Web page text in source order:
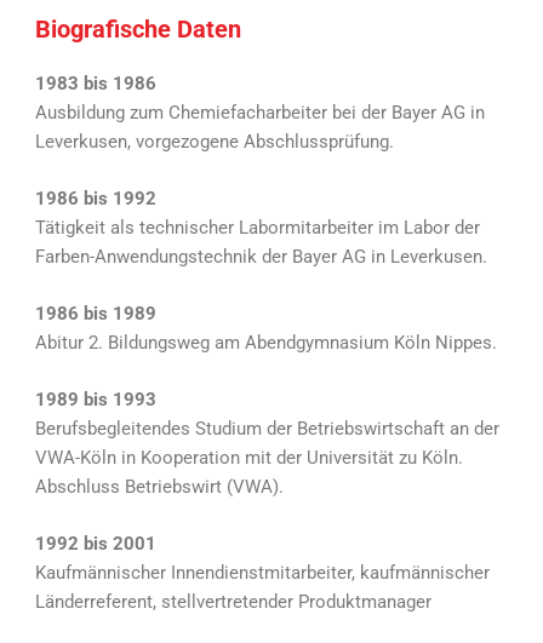
Biografische Daten
1983 bis 1986
Ausbildung zum Chemiefacharbeiter bei der Bayer AG in
Leverkusen, vorgezogene Abschlussprüfung.
1986 bis 1992
Tätigkeit als technischer Labormitarbeiter im Labor der
Farben-Anwendungstechnik der Bayer AG in Leverkusen.
1986 bis 1989
Abitur 2. Bildungsweg am Abendgymnasium Köln Nippes.
1989 bis 1993
Berufsbegleitendes Studium der Betriebswirtschaft an der
VWA-Köln in Kooperation mit der Universität zu Köln.
Abschluss Betriebswirt (VWA).
1992 bis 2001
Kaufmännischer Innendienstmitarbeiter, kaufmännischer
Länderreferent, stellvertretender Produktmanager